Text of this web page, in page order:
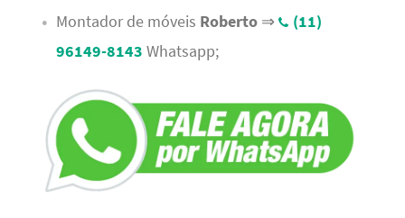
Montador de móveis Roberto⇒
(11)
96149-8143 Whatsapp;